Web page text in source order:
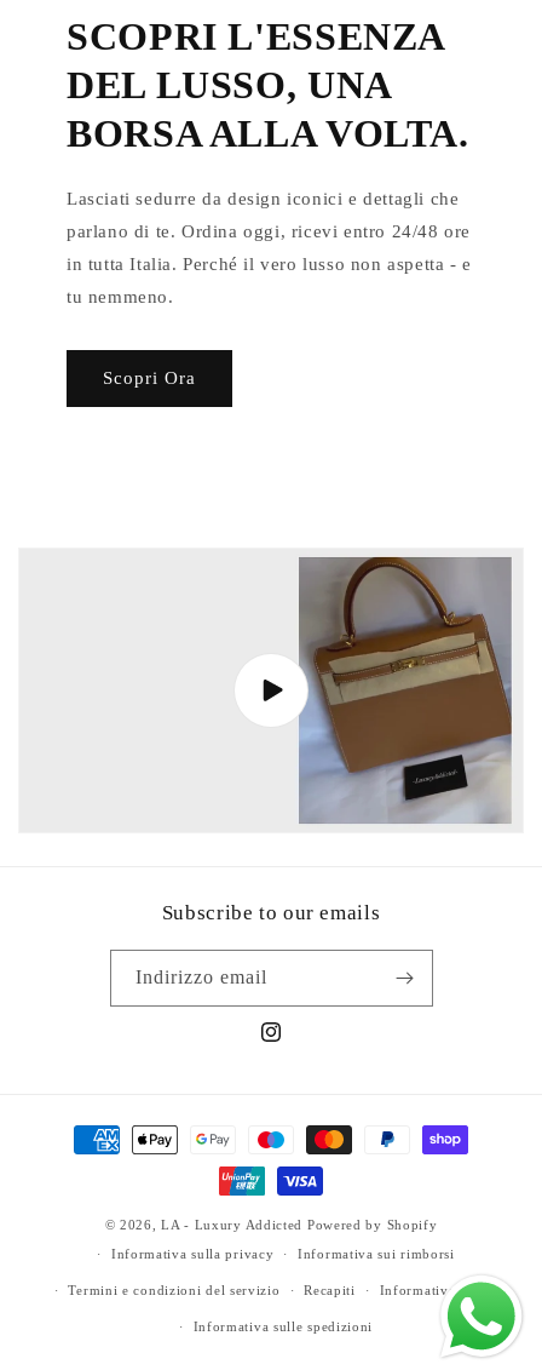
SCOPRI L'ESSENZA
DEL LUSSO, UNA
BORSA ALLA VOLTA.
Lasciati sedurre da design iconici e dettagli che
parlano di te. Ordina oggi, ricevi entro 24/48 ore
in tutta Italia. Perché il vero lusso non aspetta - e
tu nemmeno.
Scopri Ora
Subscribe to our emails
Indirizzo email
Instagram
Metodi
© 2026,LA - Luxury Addicted Powered by Shopify
Informativa sulla privacy
Informativa sui rimborsi
Termini e condizioni del servizio Recapiti Informativa legale
Informativa sulle spedizioni